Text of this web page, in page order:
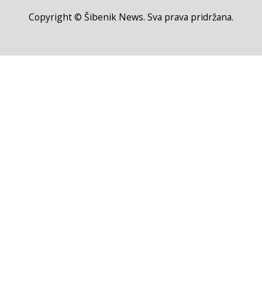
Copyright © Šibenik News. Sva prava pridržana.